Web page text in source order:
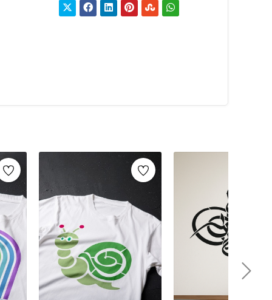
kullanılabilir. Özel hammaddeden üretilen